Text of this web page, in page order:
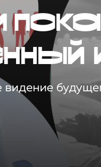
видение